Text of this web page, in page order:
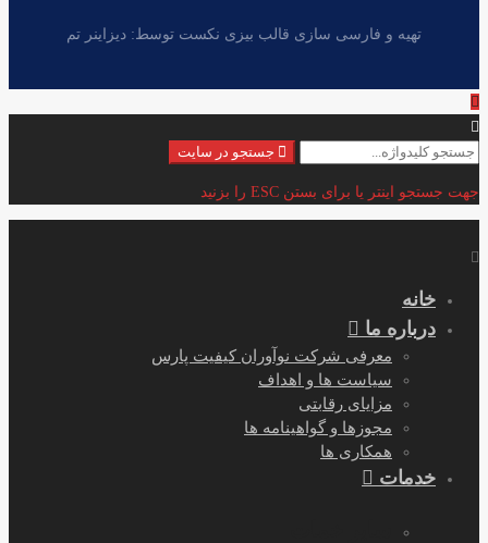
تهیه و فارسی سازی قالب بیزی نکست توسط: دیزاینر تم
جستجو
جستجو در سایت
جهت جستجو اینتر یا برای بستن ESC را بزنید
خانه
درباره ما
معرفی شرکت نوآوران کیفیت پارس
سیاست ها و اهداف
مزایای رقابتی
مجوزها و گواهینامه ها
همکاری ها
خدمات